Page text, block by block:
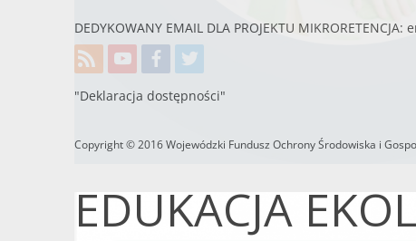
EDUKACJA
DEDYKOWANY EMAIL DLA PROJEKTU MIKRORETENCJA:
"Deklaracja dostępności"
Copyright © 2016 Wojewódzki Fundusz Ochrony Środowiska i